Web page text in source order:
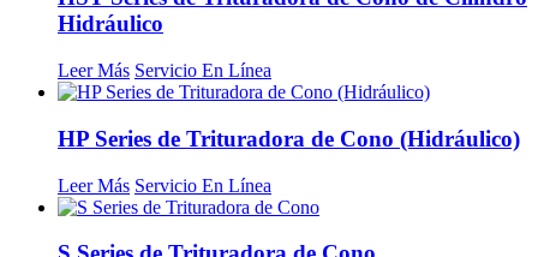
Hidráulico
Leer Más Servicio En Línea
HP Series de Trituradora de Cono (Hidráulico)
Leer Más Servicio En Línea